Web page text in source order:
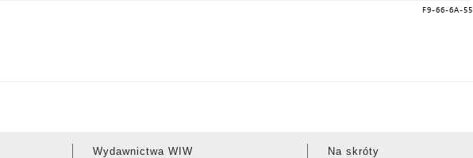
F9-66-6A-55
Wydawnictwa WIW Na skróty